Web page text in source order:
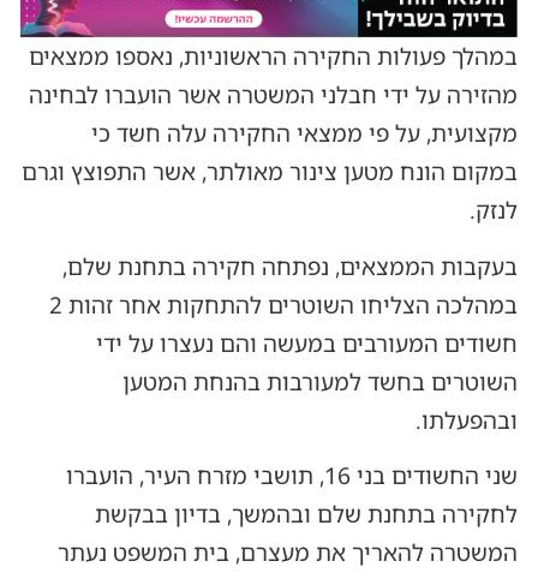
במהלך פעולות החקירה הראשוניות, נאספו ממצאים
מהזירה על ידי חבלני המשטרה אשר הועברו לבחינה
מקצועית, על פי ממצאי החקירה עלה חשד כי
במקום הונח מטען צינור מאולתר, אשר התפוצץ וגרם
לנזק.
בעקבות הממצאים, נפתחה חקירה בתחנת שלם,
במהלכה הצליחו השוטרים להתחקות אחר זהות 2
חשודים המעורבים במעשה והם נעצרו על ידי
השוטרים בחשד למעורבות בהנחת המטען
ובהפעלתו.
שני החשודים בני 16, תושבי מזרח העיר, הועברו
לחקירה בתחנת שלם ובהמשך, בדיון בבקשת
המשטרה להאריך את מעצרם, בית המשפט נעתר